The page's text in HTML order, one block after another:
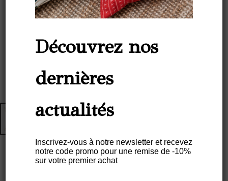
Découvrez nos
dernières
actualités
Inscrivez-vous à notre newsletter et recevez
notre code promo pour une remise de -10%
sur votre premier achat